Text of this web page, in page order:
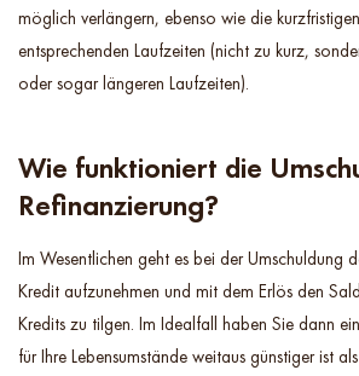
möglich verlängern, ebenso wie die
entsprechenden Laufzeiten (nicht zu kurz,
oder sogar längeren Laufzeiten).
Wie funktioniert die
Refinanzierung?
Im Wesentlichen geht es bei der Umschuldung
Kredit aufzunehmen und mit dem Erlös den
Kredits zu tilgen. Im Idealfall haben Sie dann
für Ihre Lebensumstände weitaus günstiger ist